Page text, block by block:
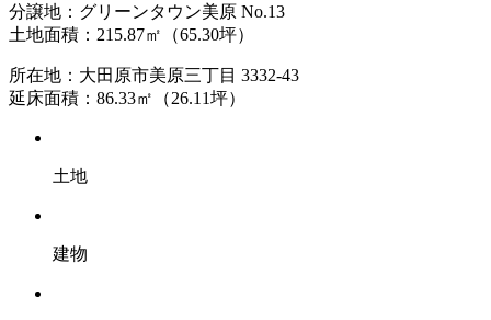
分譲地：グリーンタウン美原 No.13
土地面積：215.87㎡（65.30坪）
所在地：大田原市美原三丁目 3332-43
延床面積：86.33㎡（26.11坪）
土地
建物